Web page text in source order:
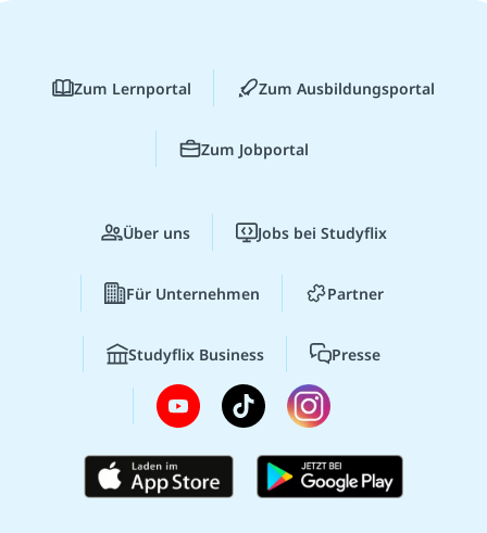
Zum Lernportal Zum Ausbildungsportal
Zum Jobportal
Über uns Jobs bei Studyflix
Für Unternehmen Partner
Studyflix Business Presse